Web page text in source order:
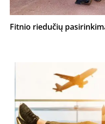
Fitnio riedučių